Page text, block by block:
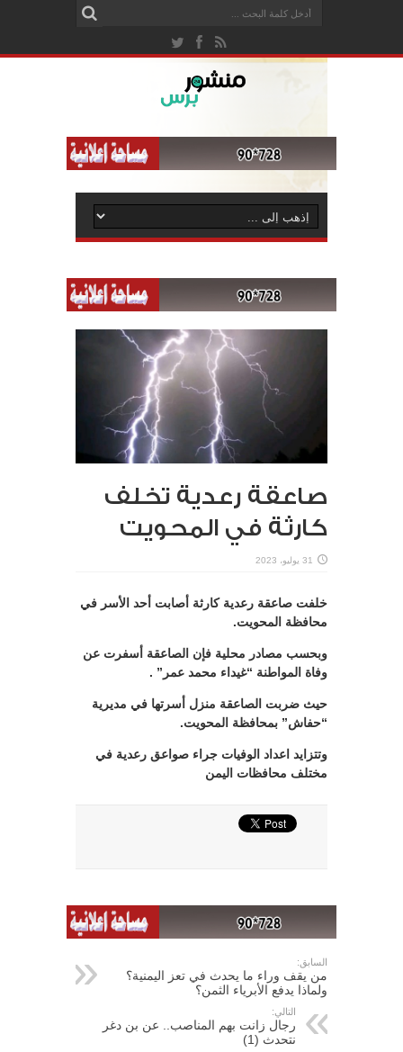
صاعقة رعدية تخلف
كارثة في المحويت
31 يوليو، 2023
خلفت صاعقة رعدية كارثة أصابت أحد الأسر في
محافظة المحويت.
وبحسب مصادر محلية فإن الصاعقة أسفرت عن
وفاة المواطنة “غيداء محمد عمر” .
حيث ضربت الصاعقة منزل أسرتها في مديرية
“حفاش” بمحافظة المحويت.
وتتزايد اعداد الوفيات جراء صواعق رعدية في
مختلف محافظات اليمن
السابق:
من يقف وراء ما يحدث في تعز اليمنية؟
ولماذا يدفع الأبرياء الثمن؟
التالي:
رجال زانت بهم المناصب.. عن بن دغر
نتحدث (1)